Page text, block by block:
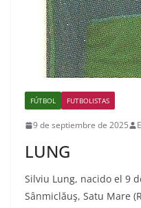
FÚTBOL FUTBOLISTAS
9 de septiembre de 2025
LUNG
Silviu Lung, nacido el 9
Sânmiclăuş, Satu Mare